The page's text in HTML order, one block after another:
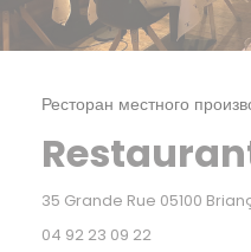
Ресторан местного
35 Grande Rue 05100
04 92 23 09 22